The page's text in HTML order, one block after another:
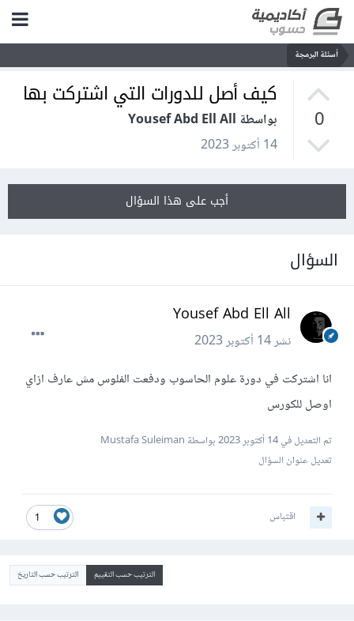
أسئلة البرمجة
0
كيف أصل للدورات التي اشتركت بها
بواسطة Yousef Abd Ell All
14 أكتوبر 2023
أجب على هذا السؤال
السؤال
Yousef Abd Ell All
نشر14 أكتوبر 2023
انا اشتركت في دورة علوم الحاسوب ودفعت الفلوس مش عارف ازاي
اوصل للكورس
تم التعديل في14 أكتوبر 2023
بواسطة Mustafa Suleiman
تعديل عنوان السؤال
1 اقتباس
الترتيب حسب التقييم الترتيب حسب التاريخ